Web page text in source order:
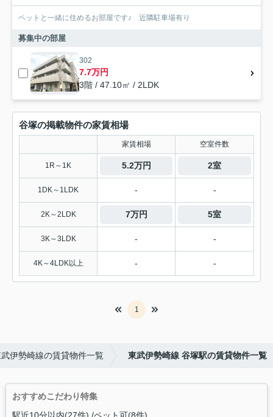
ペットと一緒に住めるお部屋です♪ 近隣駐車場有り
募集中の部屋
302
7.7万円
3階 / 47.10㎡ / 2LDK
谷塚の掲載物件の家賃相場
家賃相場 空室件数
1R～1K 5.2万円 2室
1DK～1LDK - -
2K～2LDK 7万円 5室
3K～3LDK - -
4K～4LDK以上 - -
1
伊勢崎線の賃貸物件一覧 東武伊勢崎線 谷塚駅の賃貸物件一覧
おすすめこだわり特集